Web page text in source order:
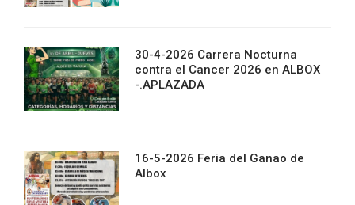
30-4-2026 Carrera Nocturna
contra el Cancer 2026 en ALBOX
-.APLAZADA
16-5-2026 Feria del Ganao de
Albox